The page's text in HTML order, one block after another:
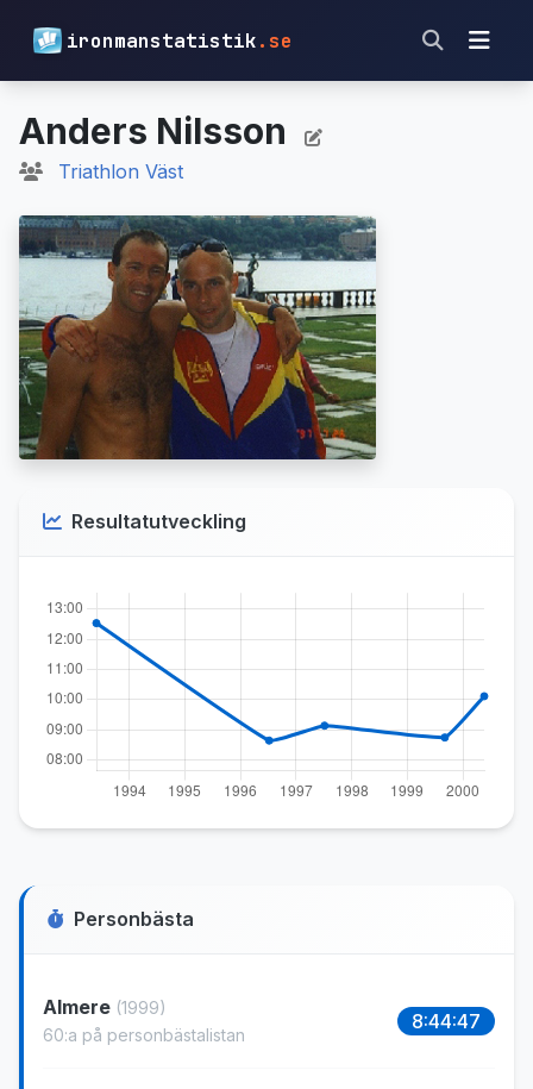
ironmanstatistik.se
Anders Nilsson
Triathlon Väst
Personbästa
Almere (1999)
60:a på personbästalistan
8:44:47
Resultatutveckling